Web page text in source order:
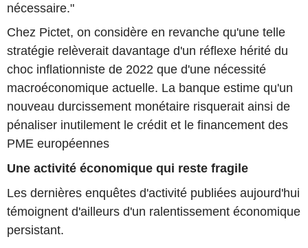
nécessaire."
Chez Pictet, on considère en revanche qu'une telle
stratégie relèverait davantage d'un réflexe hérité du
choc inflationniste de 2022 que d'une nécessité
macroéconomique actuelle. La banque estime qu'un
nouveau durcissement monétaire risquerait ainsi de
pénaliser inutilement le crédit et le financement des
PME européennes
Une activité économique qui reste fragile
Les dernières enquêtes d'activité publiées aujourd'hui
témoignent d'ailleurs d'un ralentissement économique
persistant.